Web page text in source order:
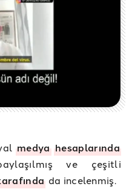
medya hesaplarında
ve çeşitli
da incelenmiş.